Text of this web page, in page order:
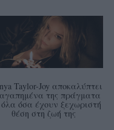
Taylor-Joy αποκαλύπτει
της πράγματα
όσα έχουν ξεχωριστή
θέση στη ζωή της